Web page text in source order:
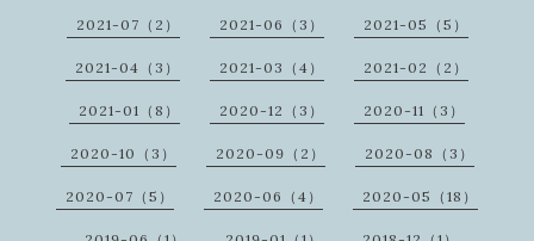
2021-07（2） 2021-06（3） 2021-05（5）
2021-04（3） 2021-03（4） 2021-02（2）
2021-01（8） 2020-12（3） 2020-11（3）
2020-10（3） 2020-09（2） 2020-08（3）
2020-07（5） 2020-06（4） 2020-05（18）